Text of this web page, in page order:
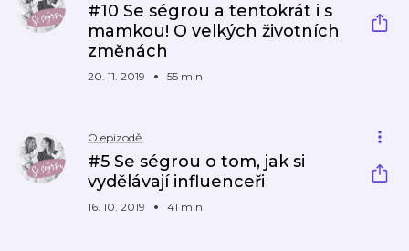
#10 Se ségrou a tentokrát i s
mamkou! O velkých životních
změnách
20. 11. 2019 55 min
O epizodě
#5 Se ségrou o tom, jak si
vydělávají influenceři
16. 10. 2019 41 min